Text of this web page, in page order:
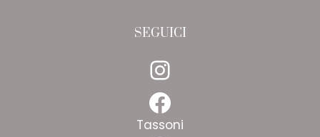
SEGUICI
Instagram
Facebook
Tassoni